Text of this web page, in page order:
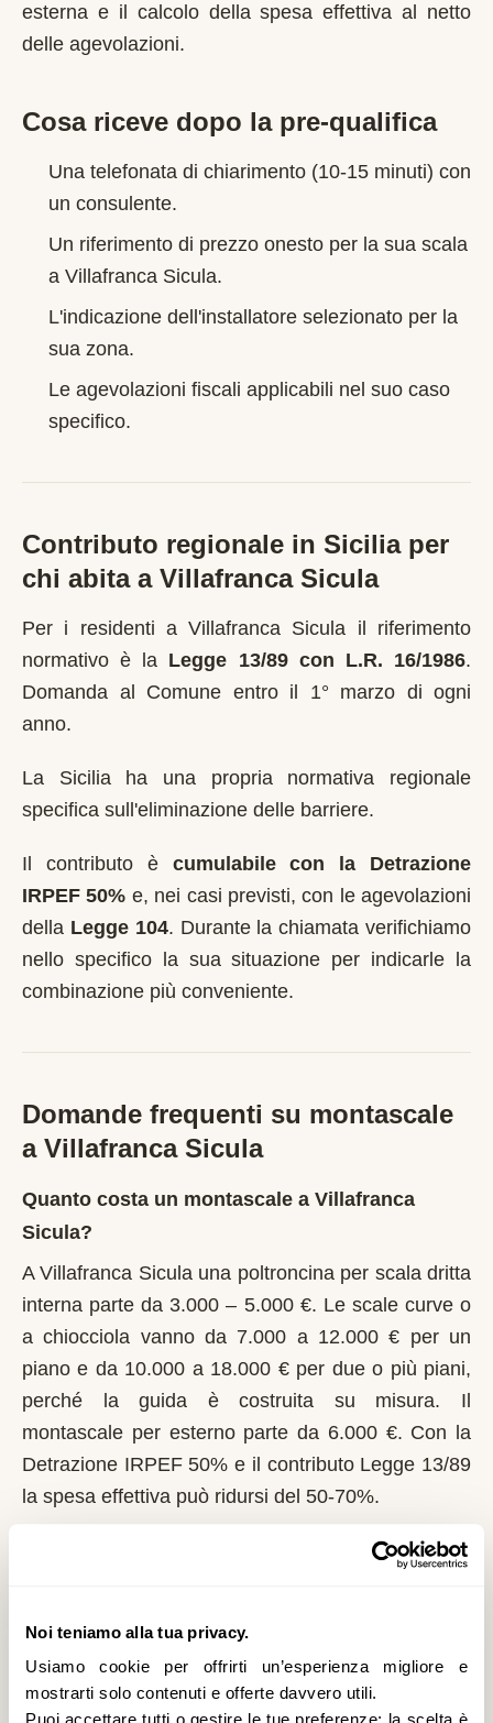
Noi teniamo alla tua privacy.
Usiamo cookie per offrirti un’esperienza migliore e
mostrarti solo contenuti e offerte davvero utili.
esterna e il calcolo della spesa effettiva al netto
delle agevolazioni.
Cosa riceve dopo la pre-qualifica
Una telefonata di chiarimento (10-15 minuti) con
un consulente.
Un riferimento di prezzo onesto per la sua scala
a Villafranca Sicula.
L'indicazione dell'installatore selezionato per la
sua zona.
Le agevolazioni fiscali applicabili nel suo caso
specifico.
Contributo regionale in Siciliaper
chi abita a Villafranca Sicula
Per i residenti aVillafranca Sicula il riferimento
normativo è la Legge 13/89 con L.R. 16/1986.
Domanda al Comune entro il 1° marzo di ogni
anno.
La Sicilia ha una propria normativa regionale
specifica sull'eliminazione delle barriere.
Il contributo è cumulabile con la Detrazione
IRPEF 50% e, nei casi previsti, con le agevolazioni
della Legge 104. Durante la chiamata verifichiamo
nello specifico la sua situazione per indicarle la
combinazione più conveniente.
Domande frequenti su montascale
a Villafranca Sicula
Quanto costa un montascale a Villafranca
Sicula?
A Villafranca Sicula una poltroncina per scala dritta
interna parte da 3.000 – 5.000 €. Le scale curve o
a chiocciola vanno da 7.000 a 12.000 € per un
piano e da 10.000 a 18.000 € per due o più piani,
perché la guida è costruita su misura. Il
montascale per esterno parte da 6.000 €. Con la
Detrazione IRPEF 50% e il contributo Legge 13/89
la spesa effettiva può ridursi del 50-70%.
Chi può richiedere il contributo regionale a
In Sicilia il riferimento normativo è la Legge 13/89
con L.R. 16/1986. Domanda al Comune entro il 1°
marzo di ogni anno. La Sicilia ha una propria